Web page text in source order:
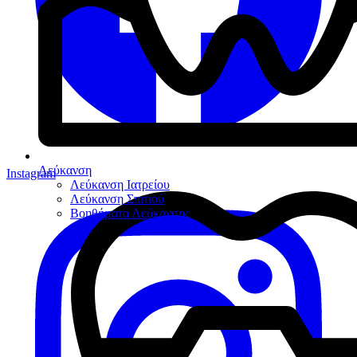
Λεύκανση
Λεύκανση Ιατρείου
Λεύκανση Σπιτιού
Βοηθήματα Λεύκανσης
Instagram